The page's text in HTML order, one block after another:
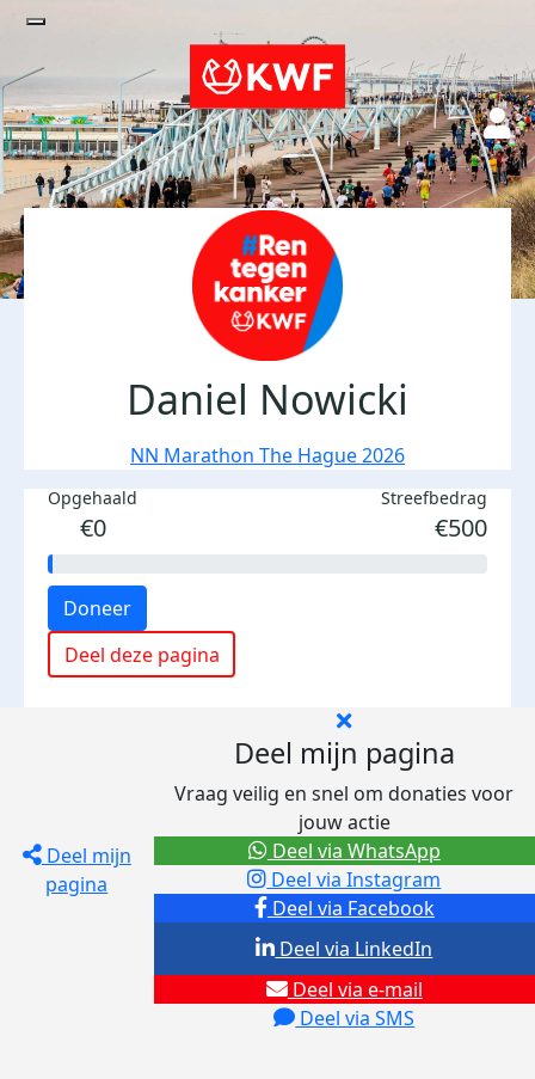
Daniel Nowicki
NN Marathon The Hague 2026
Opgehaald
€0
Streefbedrag
€500
Doneer
Deel deze pagina
Deel mijn
pagina
Deel mijn pagina
Vraag veilig en snel om donaties voor
jouw actie
Deel via Facebook
Deel via Instagram
Deel via e-mail
Deel via SMS
Deel via LinkedIn
Deel via WhatsApp